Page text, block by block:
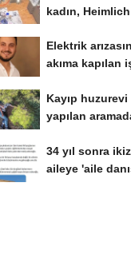
kadın,
Elektrik
akıma kapılan
Kayıp
yapılan
34 yıl sonra
aileye 'aile